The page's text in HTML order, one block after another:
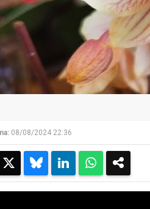
08/08/2024 22:36